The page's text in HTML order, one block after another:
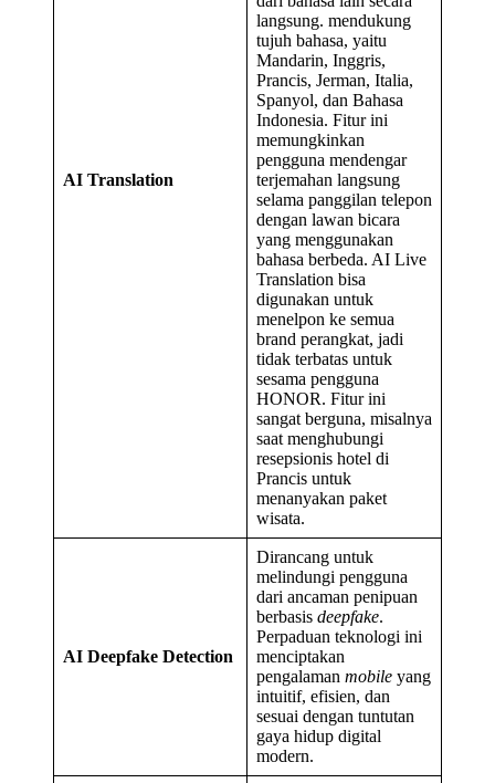
AI Translation
langsung. mendukung
tujuh bahasa, yaitu
Mandarin, Inggris,
Prancis, Jerman, Italia,
Spanyol, dan Bahasa
Indonesia. Fitur ini
memungkinkan
pengguna mendengar
terjemahan langsung
selama panggilan telepon
dengan lawan bicara
yang menggunakan
bahasa berbeda. AI Live
Translation bisa
digunakan untuk
menelpon ke semua
brand perangkat, jadi
tidak terbatas untuk
sesama pengguna
HONOR. Fitur ini
sangat berguna, misalnya
saat menghubungi
resepsionis hotel di
Prancis untuk
menanyakan paket
wisata.
AI Deepfake Detection
Dirancang untuk
melindungi pengguna
dari ancaman penipuan
berbasis deepfake.
Perpaduan teknologi ini
menciptakan
pengalaman mobile yang
intuitif, efisien, dan
sesuai dengan tuntutan
gaya hidup digital
modern.